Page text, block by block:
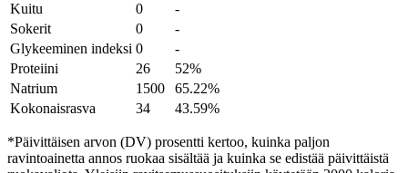
Kuitu
0
-
Sokerit
0
-
Glykeeminen indeksi 0
-
Proteiini
26
52%
Natrium
1500
65.22%
Kokonaisrasva
34 43.59%
*Päivittäisen arvon (DV) prosentti kertoo, kuinka paljon
ravintoainetta annos ruokaa sisältää ja kuinka se edistää päivittäistä